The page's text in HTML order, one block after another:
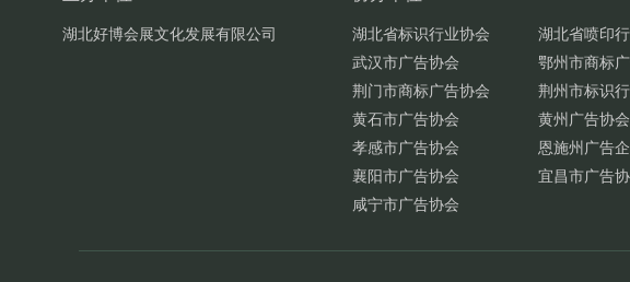
湖北好博会展文化发展有限公司 湖北省标识行业协会
湖北省喷印
武汉市广告协会
鄂州市商标
荆门市商标广告协会
荆州市标识
黄石市广告协会
黄州广告协会
孝感市广告协会
恩施州广告
襄阳市广告协会
宜昌市广告
咸宁市广告协会